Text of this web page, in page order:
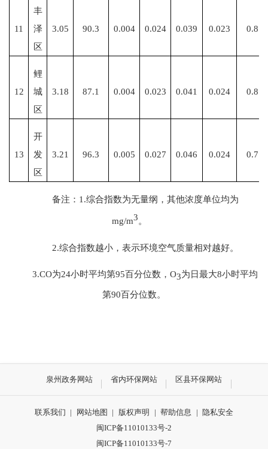
11
丰
泽
区
3.05 90.3 0.004 0.024 0.039 0.023 0.8
12
鲤
城
区
3.18 87.1 0.004 0.023 0.041 0.024 0.8
13
开
发
区
3.21 96.3 0.005 0.027 0.046 0.024 0.7
备注： 1.综合指数为无量纲，其他浓度单位均为
mg/m3。
2.综合指数越小，表示环境空气质量相对越好。
3.CO为24小时平均第95百分位数，O3为日最大8小时平均
第90百分位数。
泉州政务网站 省内环保网站 区县环保网站
联系我们 | 网站地图 | 版权声明 | 帮助信息 | 隐私安全
闽ICP备11010133号-2
闽ICP备11010133号-7